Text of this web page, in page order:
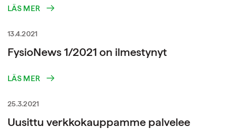
LÄS MER
13.4.2021
FysioNews 1/2021 on ilmestynyt
LÄS MER
25.3.2021
Uusittu verkkokauppamme palvelee